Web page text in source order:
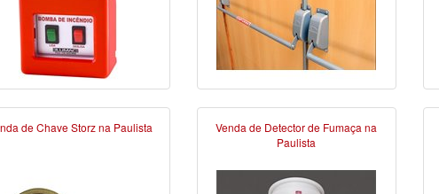
de Chave Storz na Paulista
Venda de Detector de Fumaça na
Paulista